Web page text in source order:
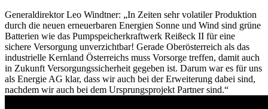
Generaldirektor Leo Windtner: „In Zeiten sehr volatiler Produktion
durch die neuen erneuerbaren Energien Sonne und Wind sind grüne
Batterien wie das Pumpspeicherkraftwerk Reißeck II für eine
sichere Versorgung unverzichtbar! Gerade Oberösterreich als das
industrielle Kernland Österreichs muss Vorsorge treffen, damit auch
in Zukunft Versorgungssicherheit gegeben ist. Darum war es für uns
als Energie AG klar, dass wir auch bei der Erweiterung dabei sind,
nachdem wir auch bei dem Ursprungsprojekt Partner sind.“